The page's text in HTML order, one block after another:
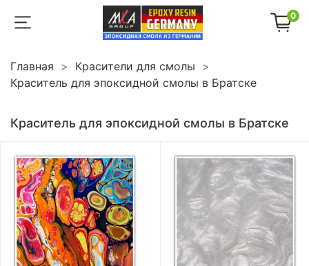
0
Главная
Красители для смолы
Краситель для эпоксидной смолы в Братске
Краситель для эпоксидной смолы в Братске